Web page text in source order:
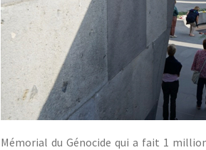
Mémorial du Génocide qui a fait 1